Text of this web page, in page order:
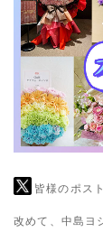
皆様のポス
改めて、中島ヨ